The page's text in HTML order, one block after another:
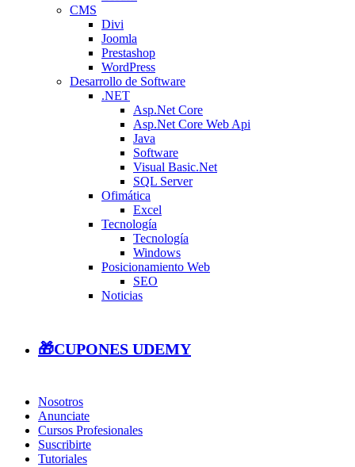
CMS
Divi
Joomla
Prestashop
WordPress
Desarrollo de Software
.NET
Asp.Net Core
Asp.Net Core Web Api
Java
Software
Visual Basic.Net
SQL Server
Ofimática
Excel
Tecnología
Tecnología
Windows
Posicionamiento Web
SEO
Noticias
🎁CUPONES UDEMY
Nosotros
Anunciate
Cursos Profesionales
Suscribirte
Tutoriales